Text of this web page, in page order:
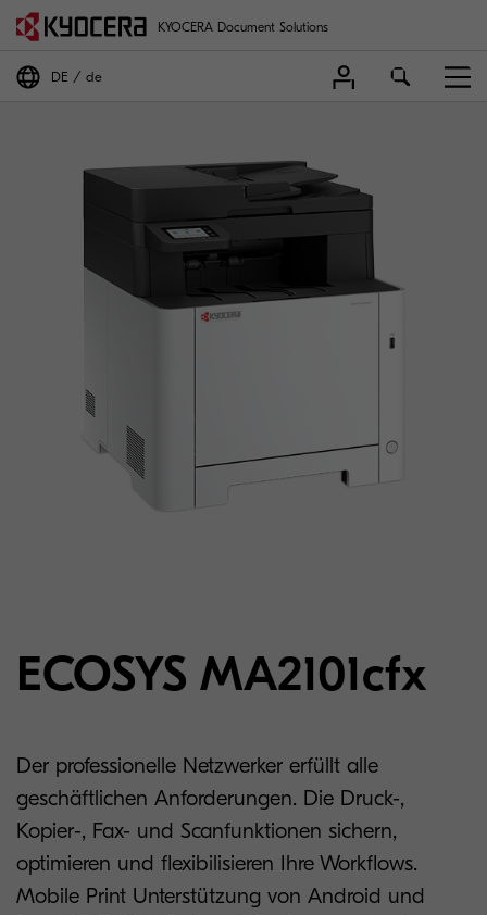
KYOCERA Document Solutions
DE de
ECOSYS MA2101cfx
Der professionelle Netzwerker erfüllt alle
geschäftlichen Anforderungen. Die Druck-,
Kopier-, Fax- und Scanfunktionen sichern,
optimieren und flexibilisieren Ihre Workflows.
Mobile Print Unterstützung von Android und